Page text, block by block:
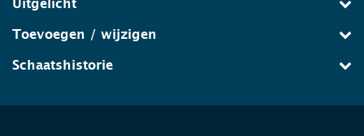
Uitgelicht
Toevoegen / wijzigen
Schaatshistorie